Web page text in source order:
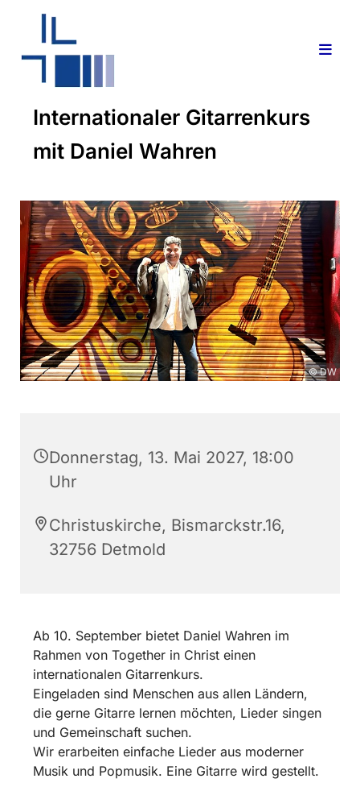
Internationaler Gitarrenkurs
mit Daniel Wahren
© DW
Donnerstag, 13. Mai 2027, 18:00
Uhr
Christuskirche, Bismarckstr.16,
32756 Detmold
Ab 10. September bietet Daniel Wahren im
Rahmen von Together in Christ einen
internationalen Gitarrenkurs.
Eingeladen sind Menschen aus allen Ländern,
die gerne Gitarre lernen möchten, Lieder singen
und Gemeinschaft suchen.
Wir erarbeiten einfache Lieder aus moderner
Musik und Popmusik. Eine Gitarre wird gestellt.